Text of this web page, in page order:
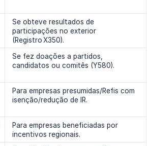
Se obteve resultados de
participações no exterior
(Registro X350).
Se fez doações a partidos,
candidatos ou comitês (Y580).
Para empresas presumidas/Refis com
isenção/redução de IR.
Para empresas beneficiadas por
incentivos regionais.